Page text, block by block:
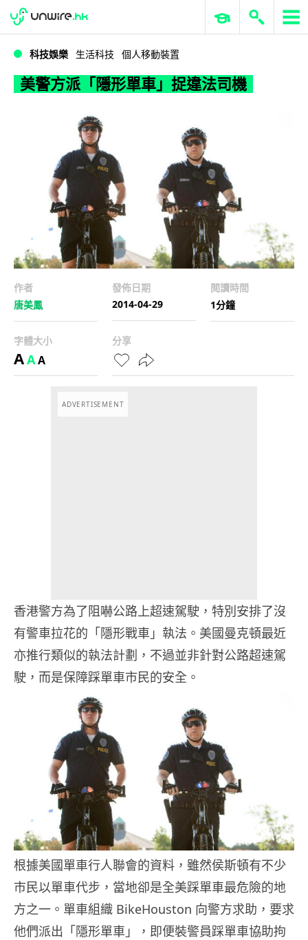
美警方派「隱形單車」捉違法司機
WWDC 2026 ERP 與商業 AI
科技娛樂 生活科技 個人移動裝置
美警方派「隱形單車」捉違法司機
作者
唐美鳳
發佈日期
2014-04-29
閱讀時間
1分鐘
字體大小
AAA
分享
ADVERTISEMENT
香港警方為了阻嚇公路上超速駕駛，特別安排了沒
有警車拉花的「隱形戰車」執法。美國曼克頓最近
亦推行類似的執法計劃，不過並非針對公路超速駕
駛，而是保障踩單車市民的安全。
根據美國單車行人聯會的資料，雖然侯斯頓有不少
市民以單車代步，當地卻是全美踩單車最危險的地
方之一。單車組織 BikeHouston 向警方求助，要求
他們派出「隱形單車」，即便裝警員踩單車協助拘